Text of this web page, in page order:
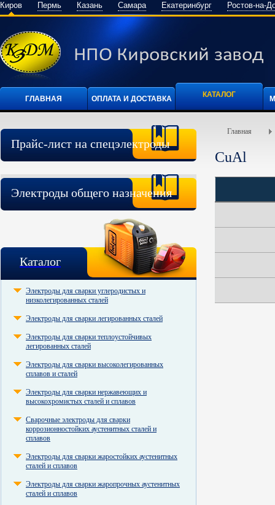
Киров Пермь Казань Самара Екатеринбург Ростов-на-
ГЛАВНАЯ ОПЛАТА И ДОСТАВКА КАТАЛОГ
Прайс-лист на спецэлектроды
Электроды общего назначения
Каталог
Электроды для сварки углеродистых и
низколегированных сталей
Электроды для сварки легированных сталей
Электроды для сварки теплоустойчивых
легированных сталей
Электроды для сварки высоколегированных
сплавов и сталей
Электроды для сварки нержавеющих и
высокохромистых сталей и сплавов
Сварочные электроды для сварки
коррозионностойких аустенитных сталей и
сплавов
Электроды для сварки жаростойких аустенитных
сталей и сплавов
Электроды для сварки жаропрочных аустенитных
сталей и сплавов
Главная
CuAl